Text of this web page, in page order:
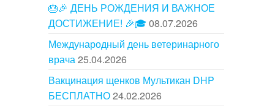
🎂🎉 ДЕНЬ РОЖДЕНИЯ И ВАЖНОЕ
ДОСТИЖЕНИЕ! 🎉🎓08.07.2026
Международный день ветеринарного
врача25.04.2026
Вакцинация щенков Мультикан DHP
БЕСПЛАТНО24.02.2026